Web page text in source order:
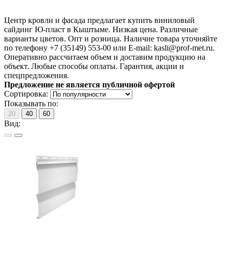
Центр кровли и фасада предлагает купить виниловый
сайдинг Ю-пласт в Кыштыме. Низкая цена. Различные
варианты цветов. Опт и розница. Наличие товара уточняйте
по телефону +7 (35149) 553-00 или E-mail: kasli@prof-met.ru.
Оперативно рассчитаем объем и доставим продукцию на
объект. Любые способы оплаты. Гарантия, акции и
спецпредложения.
Предложение не является публичной офертой
Сортировка:
Показывать по:
20 40 60
Вид: